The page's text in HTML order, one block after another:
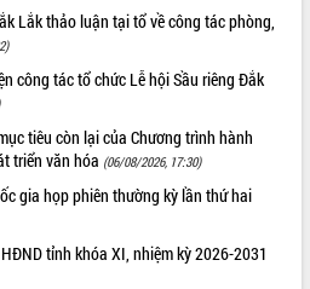
cơ
Lắk thảo luận tại tổ về công tác phòng,
công tác tổ chức Lễ hội Sầu riêng Đắk
tiêu còn lại của Chương trình hành
triển văn hóa (06/08/2026, 17:30)
gia họp phiên thường kỳ lần thứ hai
tỉnh khóa XI, nhiệm kỳ 2026-2031